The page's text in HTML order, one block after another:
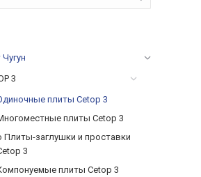
3
плиты Cetop 3
плиты Cetop 3
Плиты-заглушки и проставки
3
плиты Cetop 3